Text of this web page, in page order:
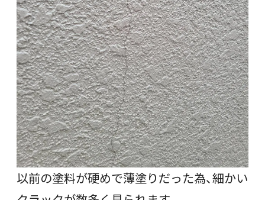
以前の塗料が硬めで薄塗りだった為、細かい